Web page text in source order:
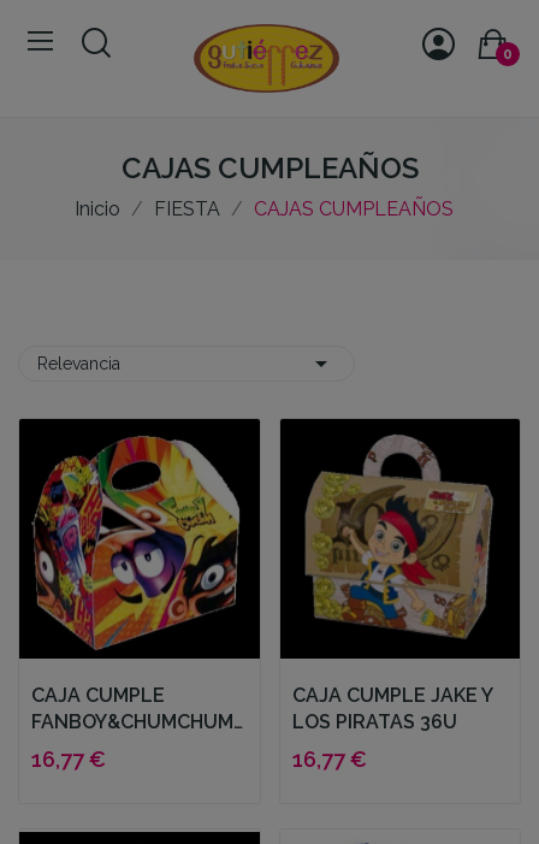
0
CAJAS CUMPLEAÑOS
Inicio FIESTA CAJAS CUMPLEAÑOS
Relevancia 
CAJA CUMPLE
FANBOY&CHUMCHUM
36U
16,77 €
CAJA CUMPLE JAKE Y
LOS PIRATAS 36U
16,77 €